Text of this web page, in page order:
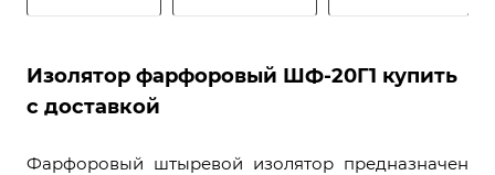
Изолятор фарфоровый ШФ-20Г1 купить
с доставкой
Фарфоровый штыревой изолятор предназначен